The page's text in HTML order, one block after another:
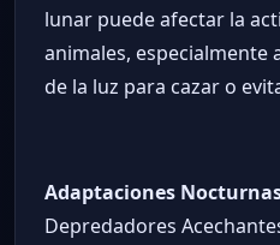
lunar puede afectar la
animales, especialmente
de la luz para cazar o
Adaptaciones
Depredadores